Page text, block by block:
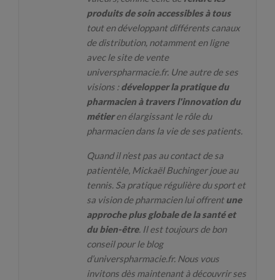
produits de soin accessibles à tous
tout en développant différents canaux
de distribution, notamment en ligne
avec le site de vente
universpharmacie.fr. Une autre de ses
visions :développer la pratique du
pharmacien à travers l'innovation du
métieren élargissant le rôle du
pharmacien dans la vie de ses patients.
Quand il n’est pas au contact de sa
patientèle, Mickaël Buchinger joue au
tennis. Sa pratique régulière du sport et
sa vision de pharmacien lui offrentune
approche plus globale de la santé et
du bien-être. Il est toujours de bon
conseil pour le blog
d’universpharmacie.fr. Nous vous
invitons dès maintenant à découvrir ses